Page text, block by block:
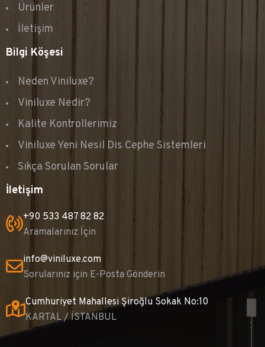
Ürünler
İletişim
Bilgi Köşesi
Neden Viniluxe?
Viniluxe Nedir?
Kalite Kontrollerimiz
Viniluxe Yeni Nesil Dis Cephe Sistemleri
Sıkça Sorulan Sorular
İletişim
+90 533 487 82 82
Aramalarınız İçin
info@viniluxe.com
Sorularınız için E-Posta Gönderin
Cumhuriyet Mahallesi Şiroğlu Sokak No:10
KARTAL / İSTANBUL